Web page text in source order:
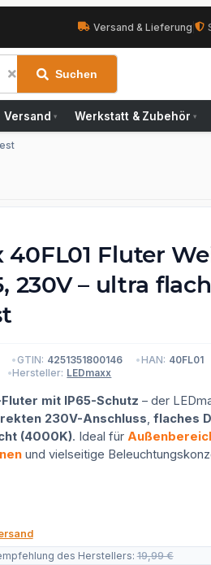
Versand & Lieferung
Suchen
Versand ▾ Werkstatt & Zubehör ▾
40FL01 Fluter
230V – ultra
GTIN: 4251351800146 HAN: 40FL01
Hersteller: LEDmaxx
mit IP65-Schutz – der
230V-Anschluss, flaches
(4000K). Ideal für
und vielseitige
des Herstellers:19,99 €